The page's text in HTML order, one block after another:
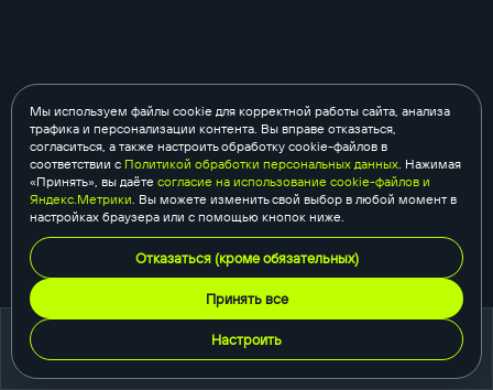
портфолио
Мы используем файлы cookie для корректной работы сайта, анализа
трафика и персонализации контента. Вы вправе отказаться,
согласиться, а также настроить обработку cookie-файлов в
соответствии с Политикой обработки персональных данных. Нажимая
«Принять», вы даёте согласие на использование cookie-файлов и
Яндекс.Метрики. Вы можете изменить свой выбор в любой момент в
настройках браузера или с помощью кнопок ниже.
Отказаться (кроме обязательных)
Принять все
Настроить